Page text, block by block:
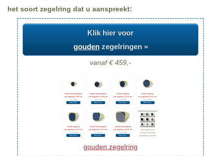
het soort zegelring dat u aanspreekt:
Klik hier voor
goudenzegelringen »
vanaf € 459,-
gouden zegelring